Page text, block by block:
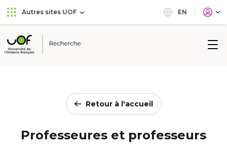
Aller
au
principal
Passer
au
Autres sites UOF EN
Université
Retour à l'accueil
Professeures et professeurs